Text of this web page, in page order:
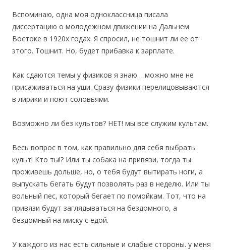
Вспоминаю, одна моя одноклассница писала
диссертацию о молодежном движении на Дальнем
Востоке в 1920х годах. Я спросил, не тошнит ли ее от
этого. Тошнит. Но, будет прибавка к зарплате.
Как сдаются темы у физиков я знаю… можно мне не
присаживаться на уши. Сразу физики перелицовываются
в лирики и поют соловьями.
Возможно ли без культов? НЕТ! мы все служим культам.
Весь вопрос в том, как правильно для себя выбрать
культ! Кто ты!? Или ты собака на привязи, тогда ты
проживешь дольше, но, о тебя будут вытирать ноги, а
выпускать бегать будут позволять раз в неделю. Или ты
вольный пес, который бегает по помойкам. Тот, что на
привязи будут заглядываться на бездомного, а
бездомный на миску с едой.
У каждого из нас есть сильные и слабые стороны. у меня